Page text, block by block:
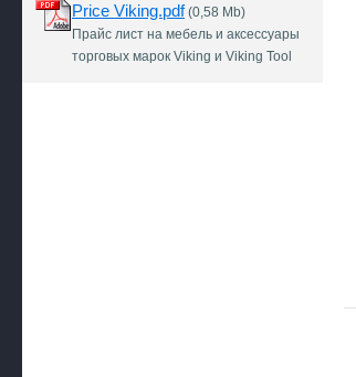
Price Viking.pdf(0,58 Mb)
Прайс лист на мебель и аксессуары
торговых марок Viking и Viking Tool